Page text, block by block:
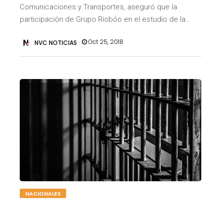
Comunicaciones y Transportes, aseguró que la
participación de Grupo Riobóo en el estudio de la…
NVC NOTICIAS Oct 25, 2018
NACIONALES